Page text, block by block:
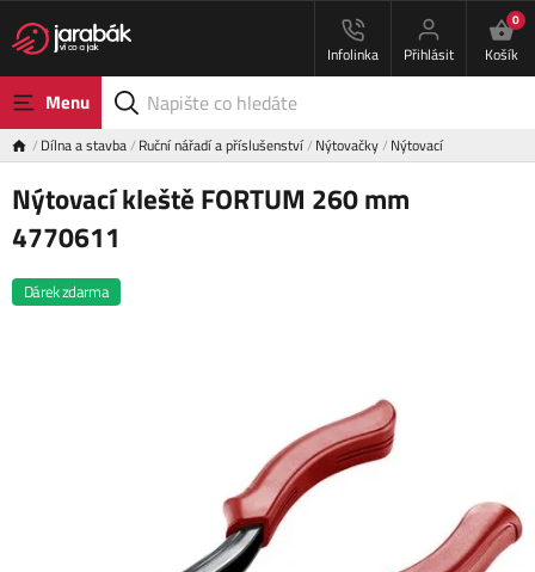
Infolinka Přihlásit
0
Košík
Menu
Dílna a stavba Ruční nářadí a příslušenství Nýtovačky Nýtovací
Nýtovací kleště FORTUM 260 mm
4770611
Dárek zdarma